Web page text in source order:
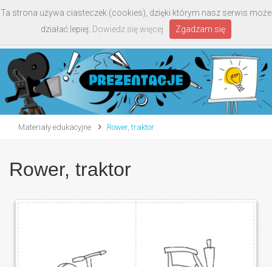
Materiały edukacyjne Rower, traktor
Rower, traktor
Ta strona używa ciasteczek (cookies), dzięki którym nasz serwis może
działać lepiej. Dowiedz się więcej Zgadzam się